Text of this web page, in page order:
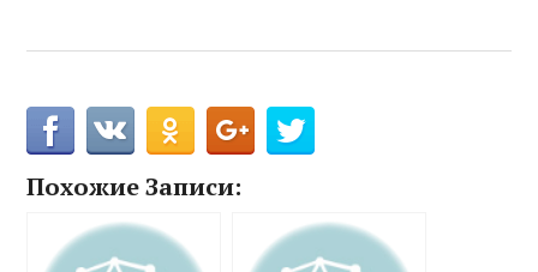
Похожие Записи: